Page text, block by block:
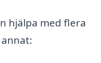
hjälpa med flera